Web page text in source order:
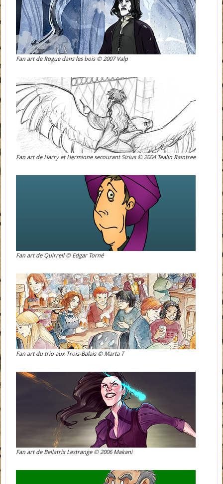
Fan art de Rogue dans les bois © 2007 Valp
Fan art de Harry et Hermione secourant Sirius © 2004 Tealin Raintree
Fan art de Quirrell © Edgar Torné
Fan art du trio aux Trois-Balais © Marta T
Fan art de Bellatrix Lestrange © 2006 Makani